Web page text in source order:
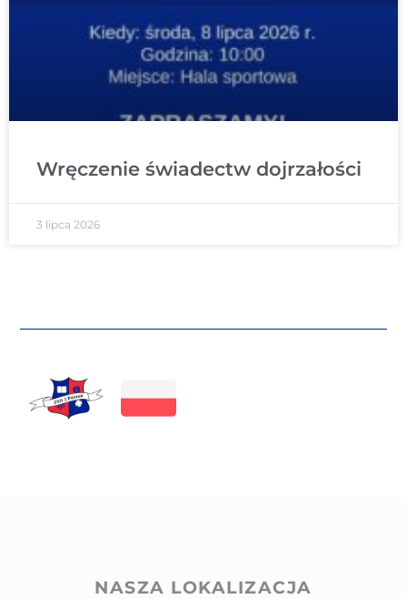
Wręczenie świadectw dojrzałości
3 lipca 2026
NASZA LOKALIZACJA